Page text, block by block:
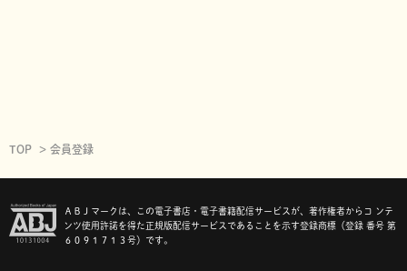
TOP 会員登録
ＡＢＪマークは、この電子書店・電子書籍配信サービスが、著作権者からコ ンテ
ンツ使用許諾を得た正規版配信サービスであることを示す登録商標（登録 番号 第
６０９１７１３号）です。